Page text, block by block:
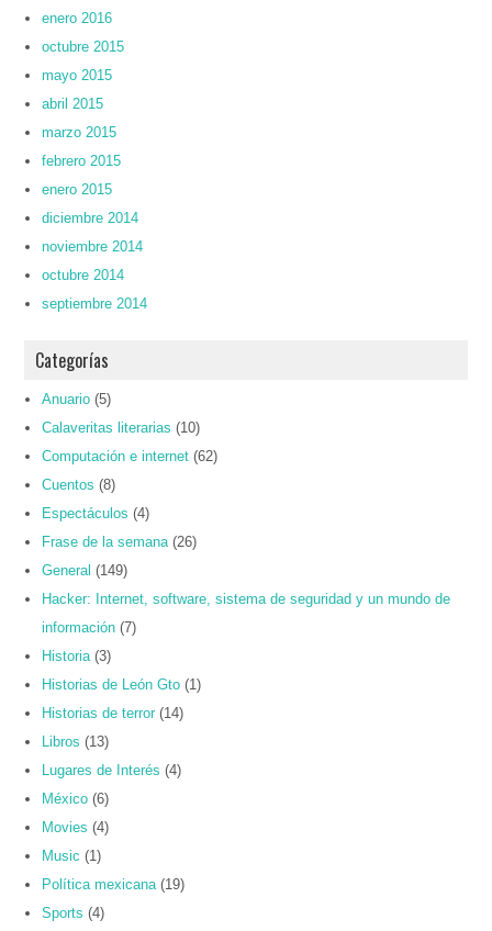
enero 2016
octubre 2015
mayo 2015
abril 2015
marzo 2015
febrero 2015
enero 2015
diciembre 2014
noviembre 2014
octubre 2014
septiembre 2014
Categorías
Anuario (5)
Calaveritas literarias (10)
Computación e internet (62)
Cuentos (8)
Espectáculos (4)
Frase de la semana (26)
General (149)
Hacker: Internet, software, sistema de seguridad y un mundo de
información (7)
Historia (3)
Historias de León Gto (1)
Historias de terror (14)
Libros (13)
Lugares de Interés (4)
México (6)
Movies (4)
Music (1)
Política mexicana (19)
Sports (4)